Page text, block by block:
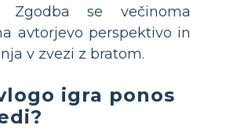
Zgodba se večinoma
avtorjevo perspektivo in
v zvezi z bratom.
igra ponos